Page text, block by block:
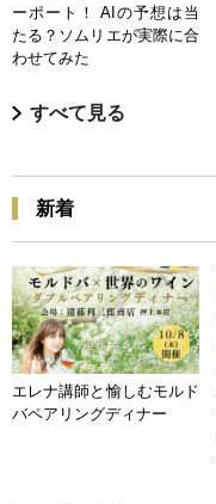
ーポート！ AIの予想は当
たる？ソムリエが実際に合
わせてみた
すべて見る
新着
エレナ講師と愉しむモルド
バペアリングディナー